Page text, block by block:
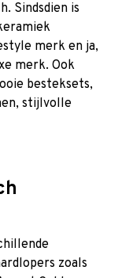
Sindsdien is
merk en ja,
merk. Ook
besteksets,
stijlvolle
zoals